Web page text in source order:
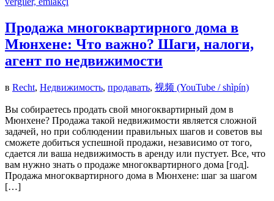
Продажа многоквартирного дома в
Мюнхене: Что важно? Шаги, налоги,
агент по недвижимости
в Recht, Недвижимость, продавать, 视频 (YouTube / shìpín)
Вы собираетесь продать свой многоквартирный дом в
Мюнхене? Продажа такой недвижимости является сложной
задачей, но при соблюдении правильных шагов и советов вы
сможете добиться успешной продажи, независимо от того,
сдается ли ваша недвижимость в аренду или пустует. Все, что
вам нужно знать о продаже многоквартирного дома [год].
Продажа многоквартирного дома в Мюнхене: шаг за шагом
[…]